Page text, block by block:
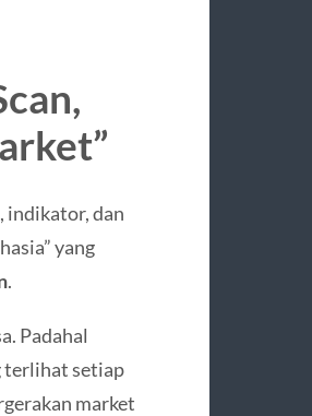
indikator, dan
yang
.
Padahal
terlihat setiap
market